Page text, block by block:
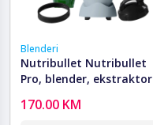
Blenderi
Nutribullet Nutribullet
Pro, blender, ekstraktor
NB907MASL
170.00 KM